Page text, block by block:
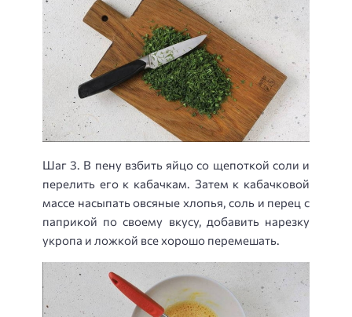
Шаг 3. В пену взбить яйцо со щепоткой соли и
перелить его к кабачкам. Затем к кабачковой
массе насыпать овсяные хлопья, соль и перец с
паприкой по своему вкусу, добавить нарезку
укропа и ложкой все хорошо перемешать.